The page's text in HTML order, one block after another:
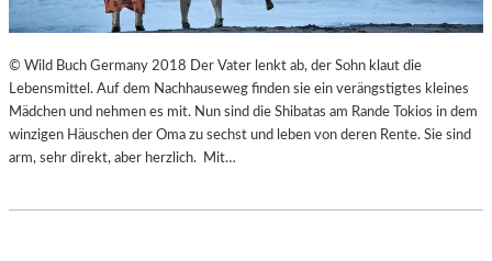
© Wild Buch Germany 2018 Der Vater lenkt ab, der Sohn klaut die
Lebensmittel. Auf dem Nachhauseweg finden sie ein verängstigtes kleines
Mädchen und nehmen es mit. Nun sind die Shibatas am Rande Tokios in dem
winzigen Häuschen der Oma zu sechst und leben von deren Rente. Sie sind
arm, sehr direkt, aber herzlich. Mit…